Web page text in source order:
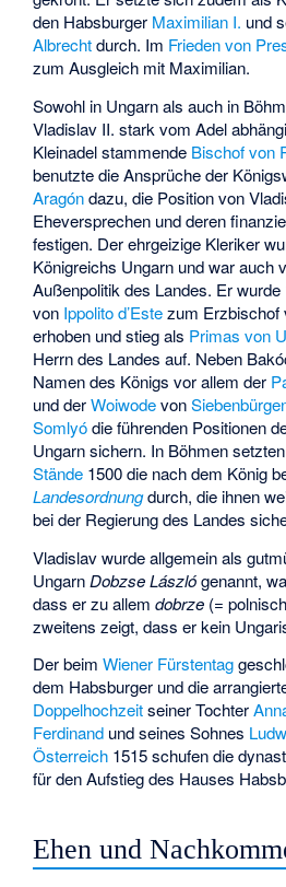
den Habsburger Maximilian I. und
Albrechtdurch. Im Frieden von
zum Ausgleich mit Maximilian.
Sowohl in Ungarn als auch in
Vladislav II. stark vom Adel
Kleinadel stammende Bischof von
benutzte die Ansprüche der
Aragóndazu, die Position von
Eheversprechen und deren
festigen. Der ehrgeizige Kleriker
Königreichs Ungarn und war auch
Außenpolitik des Landes. Er
von Ippolito d’Estezum Erzbischof
erhoben und stieg als Primas von
Herrn des Landes auf. Neben
Namen des Königs vor allem der
und derWoiwodevon
Somlyódie führenden Positionen
Ungarn sichern. In Böhmen
Stände 1500 die nach dem König
Landesordnungdurch, die ihnen
bei der Regierung des Landes
Vladislav wurde allgemein als
UngarnDobzse Lászlógenannt,
dass er zu allemdobrze (=
zweitens zeigt, dass er kein
Der beimWiener Fürstentag
dem Habsburger und die
Doppelhochzeitseiner Tochter
Ferdinand und seines Sohnes
Österreich 1515 schufen die
für den Aufstieg des Hauses
Ehen und